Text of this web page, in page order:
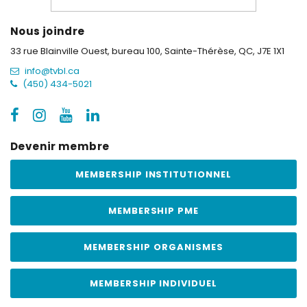
Nous joindre
33 rue Blainville Ouest, bureau 100, Sainte-Thérèse, QC, J7E 1X1
info@tvbl.ca
(450) 434-5021
Devenir membre
MEMBERSHIP INSTITUTIONNEL
MEMBERSHIP PME
MEMBERSHIP ORGANISMES
MEMBERSHIP INDIVIDUEL